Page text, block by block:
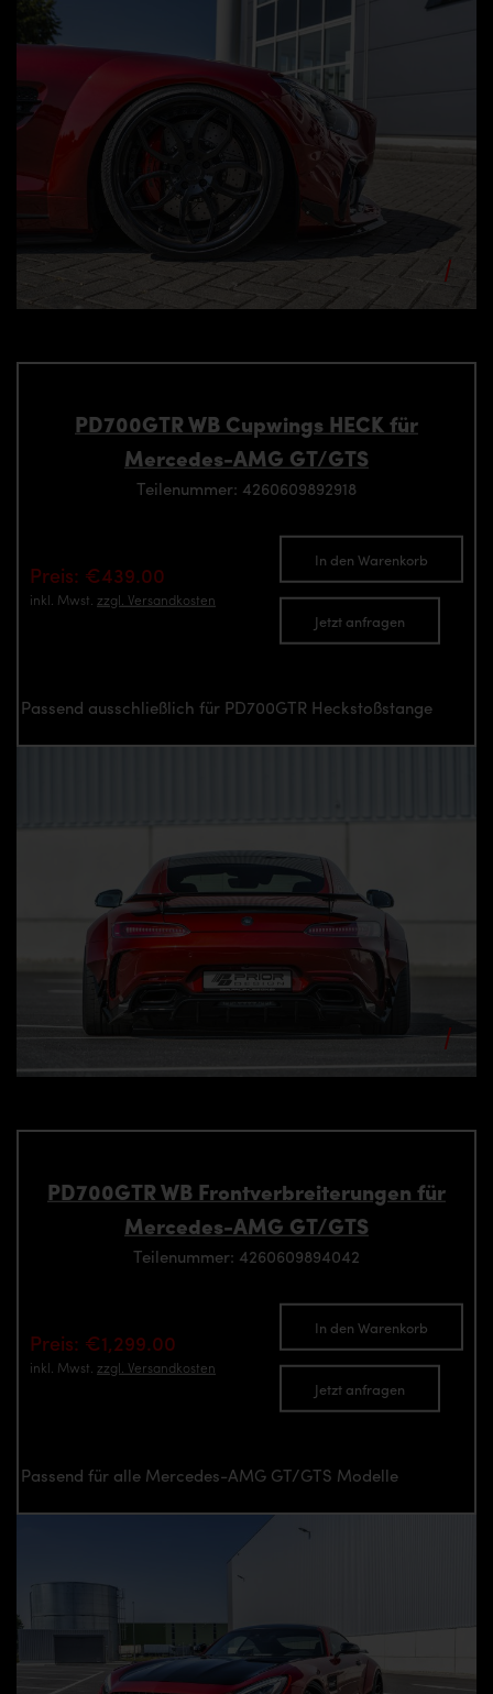
PD700GTR WB Cupwings HECK für
Mercedes-AMG GT/GTS
Teilenummer: 4260609892918
Preis: €439.00
inkl. Mwst. zzgl. Versandkosten
In den Warenkorb
Jetzt anfragen
Passend ausschließlich für PD700GTR Heckstoßstange
PD700GTR WB Frontverbreiterungen für
Mercedes-AMG GT/GTS
Teilenummer: 4260609894042
Preis: €1,299.00
inkl. Mwst. zzgl. Versandkosten
In den Warenkorb
Jetzt anfragen
Passend für alle Mercedes-AMG GT/GTS Modelle